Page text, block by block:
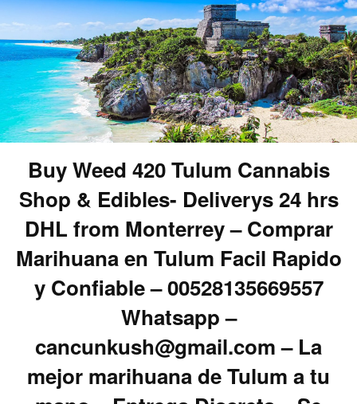
Buy Weed 420 Tulum Cannabis
Shop & Edibles- Deliverys 24 hrs
DHL from Monterrey – Comprar
Marihuana en Tulum Facil Rapido
y Confiable – 00528135669557
Whatsapp –
cancunkush@gmail.com – La
mejor marihuana de Tulum a tu